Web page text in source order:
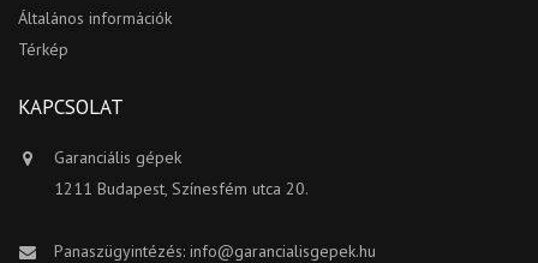
Általános információk
Térkép
KAPCSOLAT
Garanciális gépek
1211 Budapest, Színesfém utca 20.
Panaszügyintézés: info@garancialisgepek.hu